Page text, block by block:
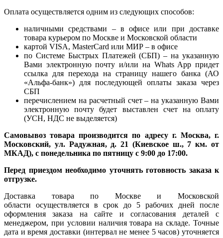
Оплата осуществляется одним из следующих способов:
наличными средствами – в офисе или при доставке
товара курьером по Москве и Московской области
картой VISA, MasterCard или МИР – в офисе
по Системе Быстрых Платежей (СБП) – на указанную
Вами электронную почту и/или на Whats App придет
ссылка для перехода на страницу нашего банка (АО
«Альфа-банк») для последующей оплаты заказа через
СБП
перечислением на расчетный счет – на указанную Вами
электронную почту будет выставлен счет на оплату
(УСН, НДС не выделяется)
Самовывоз товара производится по адресу г. Москва, г.
Московский, ул. Радужная, д. 21 (Киевское ш., 7 км. от
МКАД), с понедельника по пятницу с 9:00 до 17:00.
Перед приездом необходимо уточнять готовность заказа к
отгрузке.
Доставка товара по Москве и Московской
области осуществляется в срок до 5 рабочих дней после
оформления заказа на сайте и согласования деталей с
менеджером, при условии наличия товара на складе. Точные
дата и время доставки (интервал не менее 5 часов) уточняется